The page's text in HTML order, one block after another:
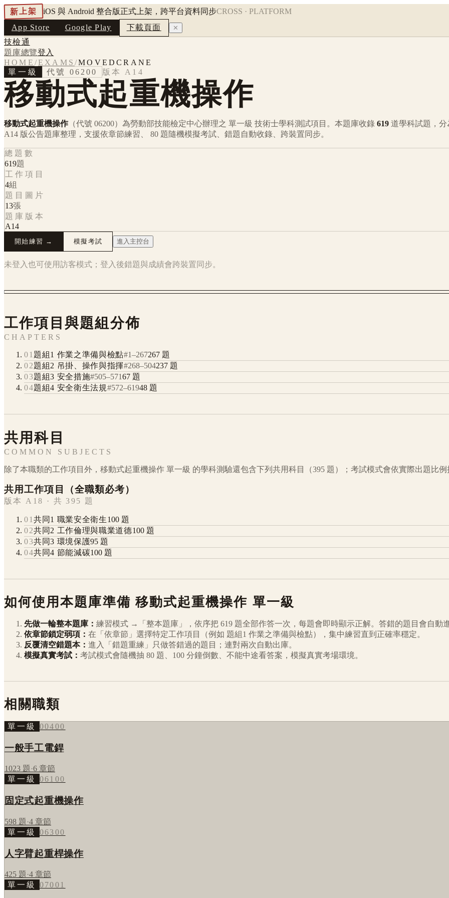
新上架 iOS 與 Android 整合版正式上架，跨平台資料同步CROSS · PLATFORM
App Store
Google Play 下載頁面 ✕
技檢通
題庫總覽登入
HOME /EXAMS/MOVEDCRANE
單一級
代號 06200 版本 A14
移動式起重機操作
移動式起重機操作（代號 06200） 為勞動部技能檢定中心辦理之 單一級 技術士學科測試項目。本題庫收錄 619 道學科試題，分
A14 版公告題庫整理，支援依章節練習、 80 題隨機模擬考試、錯題自動收錄、跨裝置同步。
總題數
619題
工作項目
4組
題目圖片
13張
題庫版本
A14
開始練習 → 模擬考試 進入主控台
未登入也可使用訪客模式；登入後錯題與成績會跨裝置同步。
工作項目與題組分佈
CHAPTERS
01 題組1 作業之準備與檢點#1–267267題
02題組2 吊掛、操作與指揮#268–504237題
03題組3 安全措施#505–57167 題
04題組4 安全衛生法規#572–61948題
共用科目
COMMON SUBJECTS
除了本職類的工作項目外， 移動式起重機操作 單一級 的學科測驗還包含下列共用科目（395 題）；考試模式會依實際出題比例
共用工作項目（全職類必考）
版本 A18 · 共 395 題
01共同1 職業安全衛生100題
02共同2 工作倫理與職業道德100題
03共同3 環境保護95 題
04共同4 節能減碳100 題
如何使用本題庫準備 移動式起重機操作 單一級
先做一輪整本題庫： 練習模式 →「整本題庫」，依序把 619 題全部作答一次，每題會即時顯示正解。答錯的題目會自動
依章節鎖定弱項： 在「依章節」選擇特定工作項目（例如 題組1 作業之準備與檢點），集中練習直到正確率穩定。
反覆清空錯題本： 進入「錯題重練」只做答錯過的題目；連對兩次自動出庫。
模擬真實考試： 考試模式會隨機抽 80 題、100 分鐘倒數、不能中途看答案，模擬真實考場環境。
相關職類
單一級 00400
一般手工電銲
1023 題 ·6 章節
單一級
06100
固定式起重機操作
598 題 ·4 章節
單一級
06300
人字臂起重桿操作
425 題 ·4 章節
單一級
07001